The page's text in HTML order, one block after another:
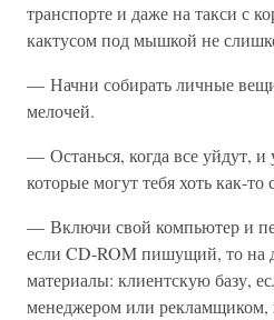
транспорте и даже на такси с
кактусом под мышкой не
— Начни собирать личные
мелочей.
— Останься, когда все уйдут, и
которые могут тебя хоть как-то
— Включи свой компьютер и
если CD-ROM пишущий, то на
материалы: клиентскую базу,
менеджером или